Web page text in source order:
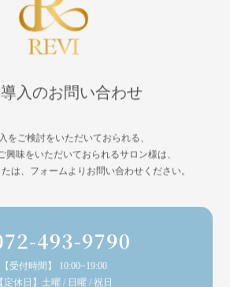
入のお問い合わせ
をご検討をいただいておられる、
興味をいただいておられるサロン様は、
は、フォームよりお問い合わせください。
【受付時間】 10:00~19:00
【定休日】土曜 / 日曜 / 祝日